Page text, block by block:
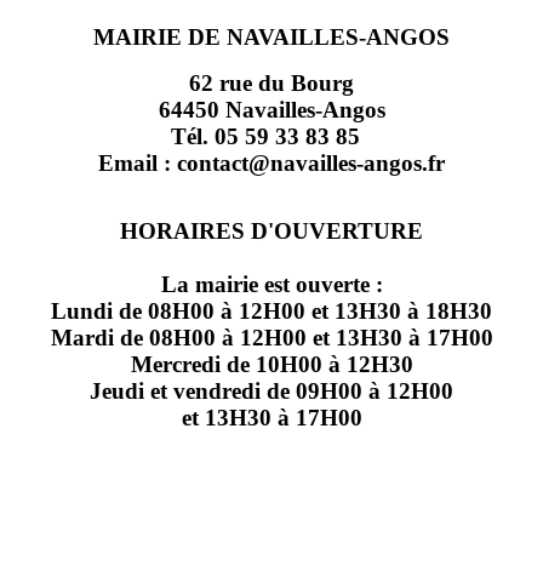
MAIRIE DE NAVAILLES-ANGOS
62 rue du Bourg
64450 Navailles-Angos
Tél. 05 59 33 83 85
Email : contact@navailles-angos.fr
HORAIRES D'OUVERTURE
La mairie est ouverte :
Lundi de 08H00 à 12H00 et 13H30 à 18H30
Mardi de 08H00 à 12H00 et 13H30 à 17H00
Mercredi de 10H00 à 12H30
Jeudi et vendredi de 09H00 à 12H00
et 13H30 à 17H00